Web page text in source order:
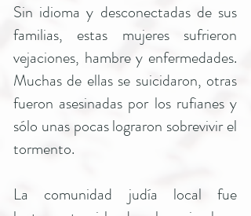
Sin idioma y desconectadas de sus
familias, estas mujeres sufrieron
vejaciones, hambre y enfermedades.
Muchas de ellas se suicidaron, otras
fueron asesinadas por los rufianes y
sólo unas pocas lograron sobrevivir el
tormento.
La comunidad judía local fue